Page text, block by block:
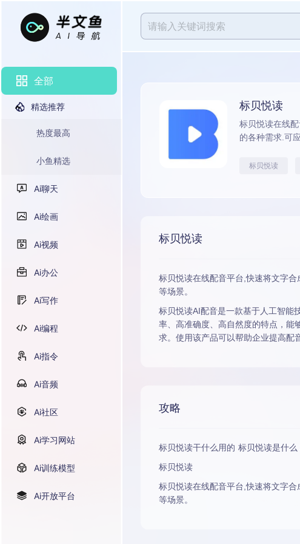
全部
精选推荐
热度最高
小鱼精选
Ai聊天
Ai绘画
Ai视频
Ai办公
Ai写作
Ai编程
Ai指令
Ai音频
Ai社区
Ai学习网站
Ai训练模型
Ai开放平台
标贝悦读
标贝悦读在线
的各种需求.可
标贝悦读
标贝悦读
标贝悦读在线配音平台,快速将文字
等场景。
标贝悦读AI配音是一款基于人工智能
率、高准确度、高自然度的特点，能
求。使用该产品可以帮助企业提高配
攻略
标贝悦读干什么用的 标贝悦读是什
标贝悦读
标贝悦读在线配音平台,快速将文字
等场景。